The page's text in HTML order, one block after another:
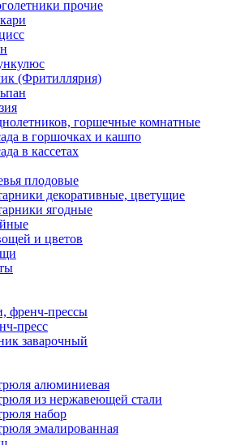
прочие
(Фритиллярия)
горшечные комнатные
в горшочках и кашпо
в кассетах
плодовые
декоративные, цветущие
ягодные
и цветов
френч-прессы
пресс
заварочный
алюминиевая
из нержавеющей стали
набор
эмалированная